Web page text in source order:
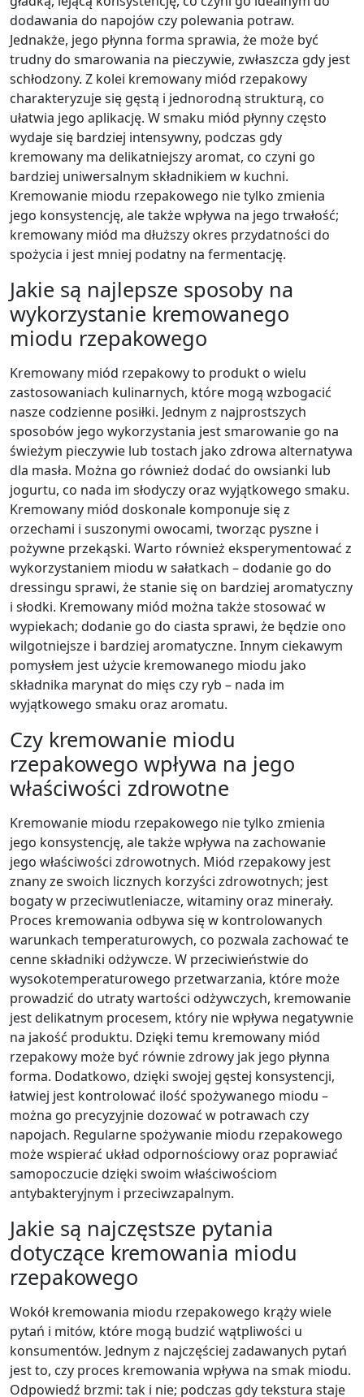
dodawania do napojów czy polewania potraw.
Jednakże, jego płynna forma sprawia, że może być
trudny do smarowania na pieczywie, zwłaszcza gdy jest
schłodzony. Z kolei kremowany miód rzepakowy
charakteryzuje się gęstą i jednorodną strukturą, co
ułatwia jego aplikację. W smaku miód płynny często
wydaje się bardziej intensywny, podczas gdy
kremowany ma delikatniejszy aromat, co czyni go
bardziej uniwersalnym składnikiem w kuchni.
Kremowanie miodu rzepakowego nie tylko zmienia
jego konsystencję, ale także wpływa na jego trwałość;
kremowany miód ma dłuższy okres przydatności do
spożycia i jest mniej podatny na fermentację.
Jakie są najlepsze sposoby na
wykorzystanie kremowanego
miodu rzepakowego
Kremowany miód rzepakowy to produkt o wielu
zastosowaniach kulinarnych, które mogą wzbogacić
nasze codzienne posiłki. Jednym z najprostszych
sposobów jego wykorzystania jest smarowanie go na
świeżym pieczywie lub tostach jako zdrowa alternatywa
dla masła. Można go również dodać do owsianki lub
jogurtu, co nada im słodyczy oraz wyjątkowego smaku.
Kremowany miód doskonale komponuje się z
orzechami i suszonymi owocami, tworząc pyszne i
pożywne przekąski. Warto również eksperymentować z
wykorzystaniem miodu w sałatkach – dodanie go do
dressingu sprawi, że stanie się on bardziej aromatyczny
i słodki. Kremowany miód można także stosować w
wypiekach; dodanie go do ciasta sprawi, że będzie ono
wilgotniejsze i bardziej aromatyczne. Innym ciekawym
pomysłem jest użycie kremowanego miodu jako
składnika marynat do mięs czy ryb – nada im
wyjątkowego smaku oraz aromatu.
Czy kremowanie miodu
rzepakowego wpływa na jego
właściwości zdrowotne
Kremowanie miodu rzepakowego nie tylko zmienia
jego konsystencję, ale także wpływa na zachowanie
jego właściwości zdrowotnych. Miód rzepakowy jest
znany ze swoich licznych korzyści zdrowotnych; jest
bogaty w przeciwutleniacze, witaminy oraz minerały.
Proces kremowania odbywa się w kontrolowanych
warunkach temperaturowych, co pozwala zachować te
cenne składniki odżywcze. W przeciwieństwie do
wysokotemperaturowego przetwarzania, które może
prowadzić do utraty wartości odżywczych, kremowanie
jest delikatnym procesem, który nie wpływa negatywnie
na jakość produktu. Dzięki temu kremowany miód
rzepakowy może być równie zdrowy jak jego płynna
forma. Dodatkowo, dzięki swojej gęstej konsystencji,
łatwiej jest kontrolować ilość spożywanego miodu –
można go precyzyjnie dozować w potrawach czy
napojach. Regularne spożywanie miodu rzepakowego
może wspierać układ odpornościowy oraz poprawiać
samopoczucie dzięki swoim właściwościom
antybakteryjnym i przeciwzapalnym.
Jakie są najczęstsze pytania
dotyczące kremowania miodu
rzepakowego
Wokół kremowania miodu rzepakowego krąży wiele
pytań i mitów, które mogą budzić wątpliwości u
konsumentów. Jednym z najczęściej zadawanych pytań
jest to, czy proces kremowania wpływa na smak miodu.
Odpowiedź brzmi: tak i nie; podczas gdy tekstura staje